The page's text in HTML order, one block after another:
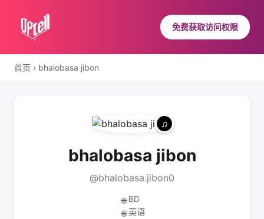
免费获取访问权限
首页 › bhalobasa jibon
bhalobasa jibon
@bhalobasa.jibon0
🌐 BD
🌐 英语